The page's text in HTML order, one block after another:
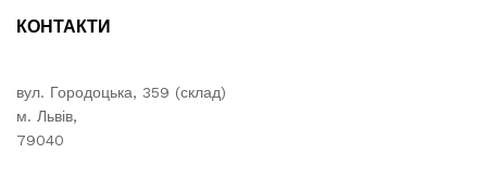
КОНТАКТИ
вул. Городоцька, 359 (склад)
м. Львів,
79040